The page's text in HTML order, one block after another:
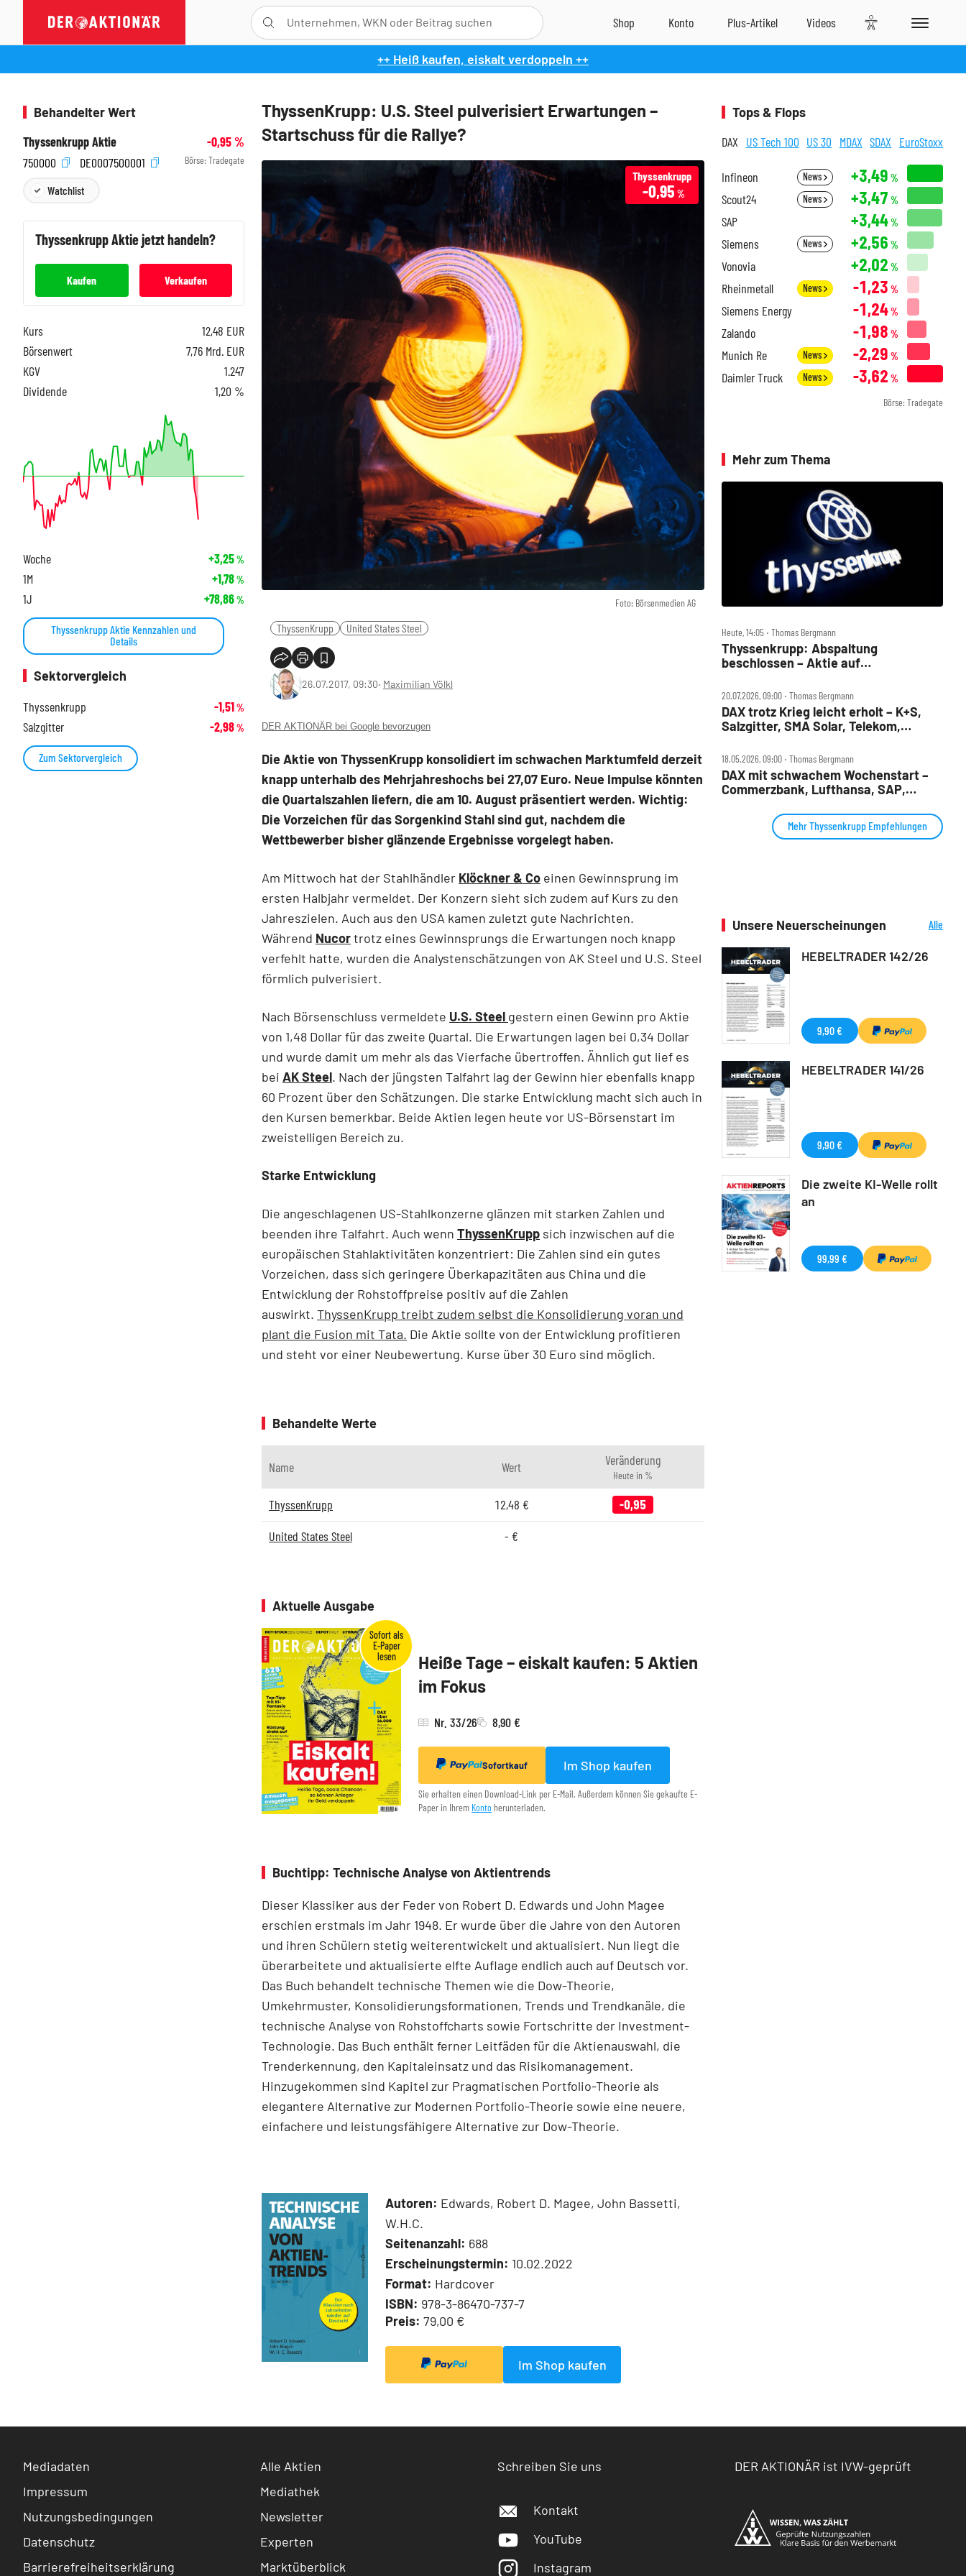
++ Heiß kaufen, eiskalt verdoppeln ++
ThyssenKrupp: U.S. Steel pulverisiert Erwartungen –
Startschuss für die Rallye?
Foto: Börsenmedien AG
Thyssenkrupp
-0,95 %
ThyssenKrupp United States Steel
26.07.2017, 09:30‧ Maximilian Völkl
DER AKTIONÄR bei Google bevorzugen
Die Aktie von ThyssenKrupp konsolidiert im schwachen Marktumfeld derzeit
knapp unterhalb des Mehrjahreshochs bei 27,07 Euro. Neue Impulse könnten
die Quartalszahlen liefern, die am 10. August präsentiert werden. Wichtig:
Die Vorzeichen für das Sorgenkind Stahl sind gut, nachdem die
Wettbewerber bisher glänzende Ergebnisse vorgelegt haben.
Am Mittwoch hat der Stahlhändler Klöckner & Co einen Gewinnsprung im
ersten Halbjahr vermeldet. Der Konzern sieht sich zudem auf Kurs zu den
Jahreszielen. Auch aus den USA kamen zuletzt gute Nachrichten.
Während Nucortrotz eines Gewinnsprungs die Erwartungen noch knapp
verfehlt hatte, wurden die Analystenschätzungen von AK Steel und U.S. Steel
förmlich pulverisiert.
Nach Börsenschluss vermeldete U.S. Steel gestern einen Gewinn pro Aktie
von 1,48 Dollar für das zweite Quartal. Die Erwartungen lagen bei 0,34 Dollar
und wurde damit um mehr als das Vierfache übertroffen. Ähnlich gut lief es
bei AK Steel. Nach der jüngsten Talfahrt lag der Gewinn hier ebenfalls knapp
60 Prozent über den Schätzungen. Die starke Entwicklung macht sich auch in
den Kursen bemerkbar. Beide Aktien legen heute vor US-Börsenstart im
zweistelligen Bereich zu.
Starke Entwicklung
Die angeschlagenen US-Stahlkonzerne glänzen mit starken Zahlen und
beenden ihre Talfahrt. Auch wenn ThyssenKrupp sich inzwischen auf die
europäischen Stahlaktivitäten konzentriert: Die Zahlen sind ein gutes
Vorzeichen, dass sich geringere Überkapazitäten aus China und die
Entwicklung der Rohstoffpreise positiv auf die Zahlen
auswirkt. ThyssenKrupp treibt zudem selbst die Konsolidierung voran und
plant die Fusion mit Tata. Die Aktie sollte von der Entwicklung profitieren
und steht vor einer Neubewertung. Kurse über 30 Euro sind möglich.
Behandelte Werte
Name Wert Veränderung
Heute in %
ThyssenKrupp 12,48 €
-0,95
United States Steel
- €
Aktuelle Ausgabe
Heiße Tage – eiskalt kaufen: 5 Aktien
im Fokus
Nr. 33/26 8,90 €
Sofortkauf Im Shop kaufen
Sie erhalten einen Download-Link per E-Mail. Außerdem können Sie gekaufte E-
Paper in Ihrem Konto herunterladen.
Buchtipp: Technische Analyse von Aktientrends
Dieser Klassiker aus der Feder von Robert D. Edwards und John Magee
erschien erstmals im Jahr 1948. Er wurde über die Jahre von den Autoren
und ihren Schülern stetig weiterentwickelt und aktualisiert. Nun liegt die
überarbeitete und aktualisierte elfte Auflage endlich auch auf Deutsch vor.
Das Buch behandelt technische Themen wie die Dow-Theorie,
Umkehrmuster, Konsolidierungsformationen, Trends und Trend­kanäle, die
technische Analyse von Rohstoffcharts sowie Fortschritte der Investment-
Technologie. Das Buch enthält ferner Leitfäden für die Aktienauswahl, die
Trenderkennung, den Kapitaleinsatz und das Risikomanagement.
Hinzugekommen sind Kapitel zur Pragmatischen Portfolio-Theorie als
elegantere Alternative zur Modernen Portfolio-Theorie sowie eine neuere,
einfachere und leistungsfähigere Alternative zur Dow-Theorie.
Autoren: Edwards, Robert D. Magee, John Bassetti,
W.H.C.
Seitenanzahl: 688
Erscheinungstermin: 10.02.2022
Format: Hardcover
ISBN: 978-3-86470-737-7
Preis: 79,00 €
Im Shop kaufen
Behandelter Wert
Thyssenkrupp Aktie
-0,95%
750000
DE0007500001 Börse: Tradegate
Watchlist
ThyssenkruppAktie jetzt handeln?
Kaufen Verkaufen
Kurs 12,48 EUR
Börsenwert
7,76 Mrd. EUR
KGV
1.247
Dividende
1,20 %
Woche +3,25%
1M +1,78%
1J +78,86%
Thyssenkrupp Aktie Kennzahlen und
Details
Sektorvergleich
Thyssenkrupp
-1,51%
Salzgitter -2,98%
Zum Sektorvergleich
Tops & Flops
DAX US Tech 100 US 30 MDAX SDAX EuroStoxx
Infineon News +3,49 %
Scout24 News +3,47 %
SAP +3,44%
Siemens News +2,56 %
Vonovia +2,02 %
Rheinmetall News -1,23 %
Siemens Energy -1,24%
Zalando -1,98 %
Munich Re News -2,29 %
Daimler Truck News -3,62 %
Börse: Tradegate
Mehr zum Thema
Heute, 14:05 ‧ Thomas Bergmann
Thyssenkrupp: Abspaltung
beschlossen – Aktie auf
20.07.2026, 09:00 ‧ Thomas Bergmann
DAX trotz Krieg leicht erholt – K+S,
Salzgitter, SMA Solar, Telekom,
Check
18.05.2026, 09:00 ‧ Thomas Bergmann
DAX mit schwachem Wochenstart –
Commerzbank, Lufthansa, SAP,
Thyssenkrupp im Check
Mehr Thyssenkrupp Empfehlungen
Unsere Neuerscheinungen
Alle
HEBELTRADER 142/26
9,90 €
HEBELTRADER 141/26
9,90 €
Die zweite KI-Welle rollt
an
99,99 €
Mediadaten
Impressum
Nutzungsbedingungen
Datenschutz
Barrierefreiheitserklärung
Alle Aktien
Mediathek
Newsletter
Experten
Marktüberblick
Schreiben Sie uns
Kontakt
YouTube
Instagram
DER AKTIONÄR ist IVW-geprüft